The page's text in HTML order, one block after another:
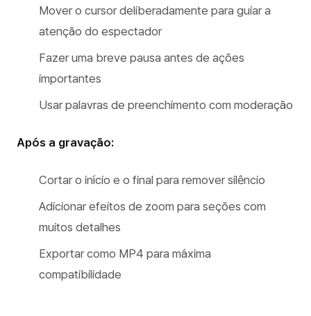
Mover o cursor deliberadamente para guiar a
atenção do espectador
Fazer uma breve pausa antes de ações
importantes
Usar palavras de preenchimento com moderação
Após a gravação:
Cortar o início e o final para remover silêncio
Adicionar efeitos de zoom para seções com
muitos detalhes
Exportar como MP4 para máxima
compatibilidade